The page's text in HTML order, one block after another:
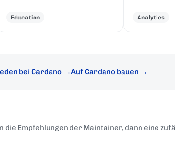
Education Analytics
bei Cardano Auf Cardano bauen
Empfehlungen der Maintainer, dann eine